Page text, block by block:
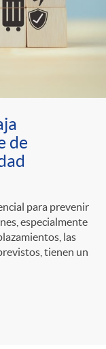
de
para prevenir
especialmente
las
tienen un